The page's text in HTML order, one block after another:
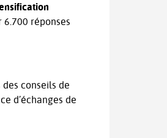
réponses
conseils de
d’échanges de